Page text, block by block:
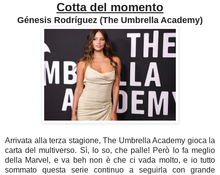
Cotta del momento
Génesis Rodríguez (The Umbrella Academy)
Arrivata alla terza stagione, The Umbrella Academy gioca la
carta del multiverso. Sì, lo so, che palle! Però lo fa meglio
della Marvel, e va beh non è che ci vada molto, e io tutto
sommato questa serie continuo a seguirla con grande